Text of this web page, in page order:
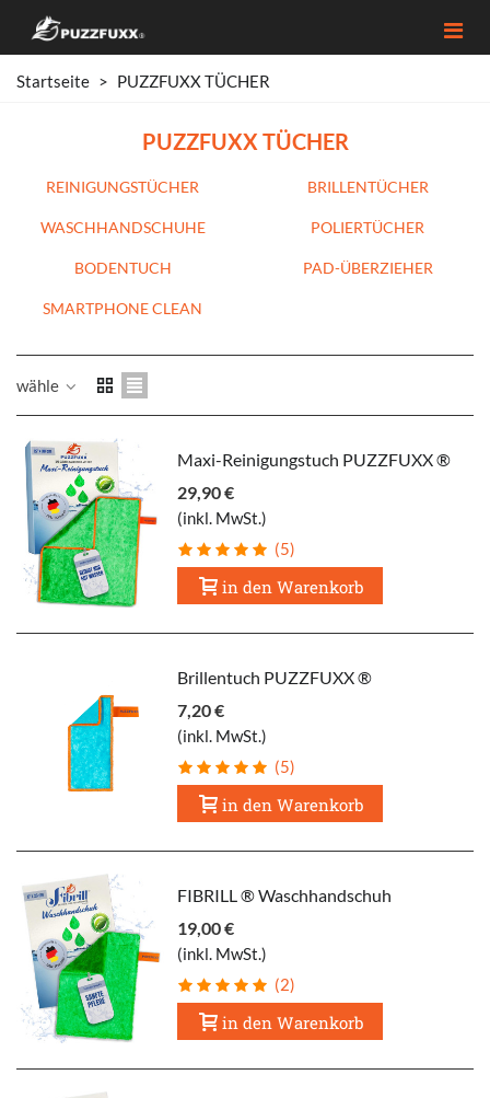
Startseite > PUZZFUXX TÜCHER
PUZZFUXX TÜCHER
REINIGUNGSTÜCHER BRILLENTÜCHER
WASCHHANDSCHUHE POLIERTÜCHER
BODENTUCH PAD-ÜBERZIEHER
SMARTPHONE CLEAN
wähle
Maxi-Reinigungstuch PUZZFUXX ®
29,90 €
(inkl. MwSt.)
(5)
in den Warenkorb
Brillentuch PUZZFUXX ®
7,20 €
(inkl. MwSt.)
(5)
in den Warenkorb
FIBRILL ® Waschhandschuh
19,00 €
(inkl. MwSt.)
(2)
in den Warenkorb